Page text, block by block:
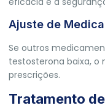
Ajuste de
Se outros
testosterona baixa, o
prescrições.
Tratamento